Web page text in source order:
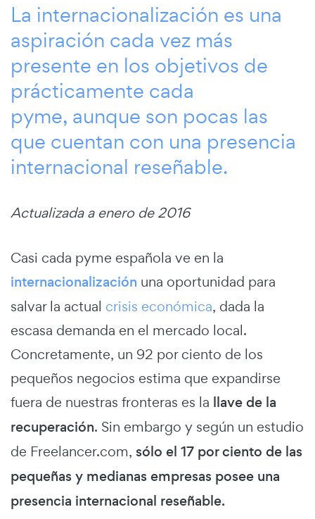
La internacionalización es una
aspiración cada vez más
presente en los objetivos de
prácticamente cada
pyme, aunque son pocas las
que cuentan con una presencia
internacional reseñable.
Actualizada a enero de 2016
Casi cada pyme española ve en la
internacionalización una oportunidad para
salvar la actual crisis económica, dada la
escasa demanda en el mercado local.
Concretamente, un 92 por ciento de los
pequeños negocios estima que expandirse
fuera de nuestras fronteras es la llave de la
recuperación. Sin embargo y según un estudio
de Freelancer.com, sólo el 17 por ciento de las
pequeñas y medianas empresas posee una
presencia internacional reseñable.